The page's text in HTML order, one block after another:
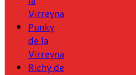
Virreyna
Punky
de la
Virreyna
Richy de